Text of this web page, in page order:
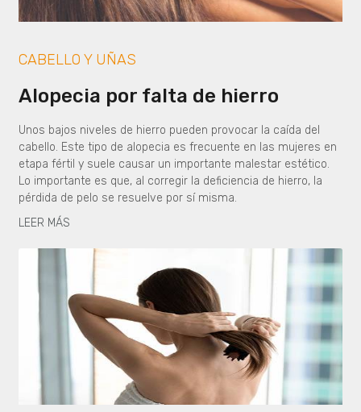
CABELLO Y UÑAS
Alopecia por falta de hierro
Unos bajos niveles de hierro pueden provocar la caída del
cabello. Este tipo de alopecia es frecuente en las mujeres en
etapa fértil y suele causar un importante malestar estético.
Lo importante es que, al corregir la deficiencia de hierro, la
pérdida de pelo se resuelve por sí misma.
LEER MÁS